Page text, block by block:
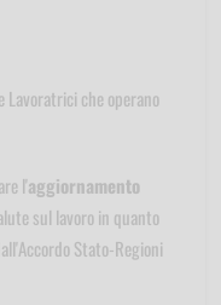
Lavoratrici che operano
l'aggiornamento
sul lavoro in quanto
Stato-Regioni